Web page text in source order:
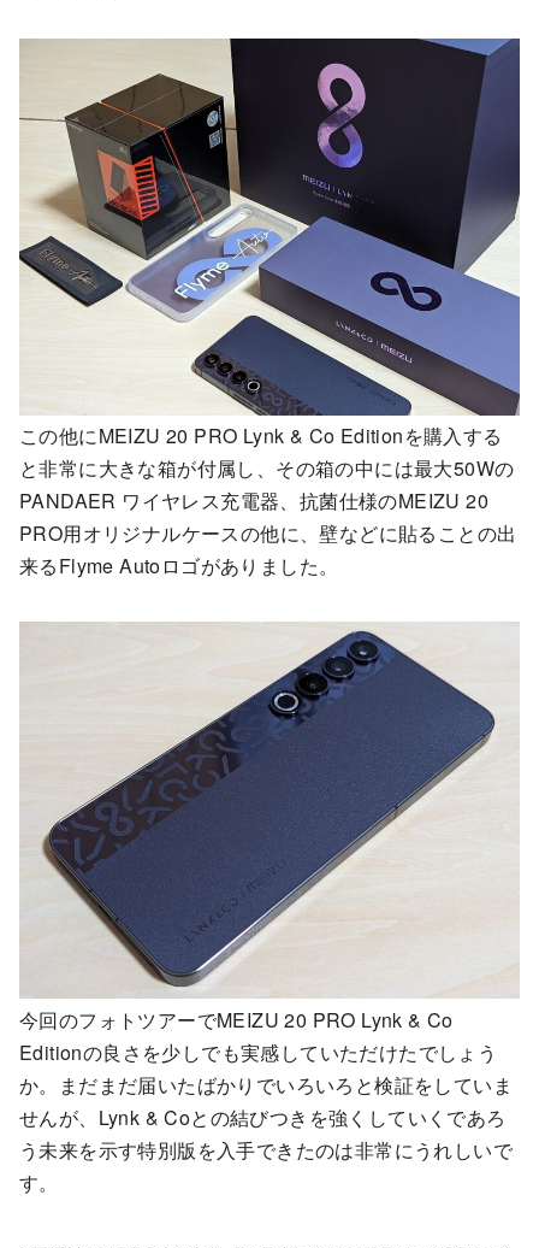
この他にMEIZU 20 PRO Lynk & Co Editionを購入する
と非常に大きな箱が付属し、その箱の中には最大50Wの
PANDAER ワイヤレス充電器、抗菌仕様のMEIZU 20
PRO用オリジナルケースの他に、壁などに貼ることの出
来るFlyme Autoロゴがありました。
今回のフォトツアーでMEIZU 20 PRO Lynk & Co
Editionの良さを少しでも実感していただけたでしょう
か。まだまだ届いたばかりでいろいろと検証をしていま
せんが、Lynk & Coとの結びつきを強くしていくであろ
う未来を示す特別版を入手できたのは非常にうれしいで
す。